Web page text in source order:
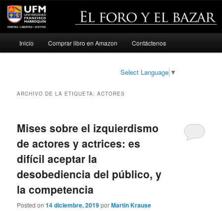
Ir
Ir
Inicio Comprar libro en Amazon Contáctenos
Select Language ▼
ARCHIVO DE LA ETIQUETA:ACTORES
Mises sobre el izquierdismo
de actores y actrices: es
difícil aceptar la
desobediencia del público, y
la competencia
Posted on14 diciembre, 2019porMartin Krause